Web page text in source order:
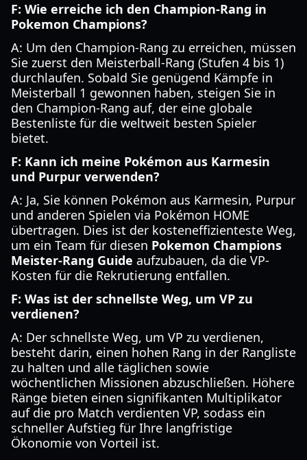
F: Wie erreiche ich den Champion-Rang in
Pokemon Champions?
A: Um den Champion-Rang zu erreichen, müssen
Sie zuerst den Meisterball-Rang (Stufen 4 bis 1)
durchlaufen. Sobald Sie genügend Kämpfe in
Meisterball 1 gewonnen haben, steigen Sie in
den Champion-Rang auf, der eine globale
Bestenliste für die weltweit besten Spieler
bietet.
F: Kann ich meine Pokémon aus Karmesin
und Purpur verwenden?
A: Ja, Sie können Pokémon aus Karmesin, Purpur
und anderen Spielen via Pokémon HOME
übertragen. Dies ist der kosteneffizienteste Weg,
um ein Team für diesen Pokemon Champions
Meister-Rang Guide aufzubauen, da die VP-
Kosten für die Rekrutierung entfallen.
F: Was ist der schnellste Weg, um VP zu
verdienen?
A: Der schnellste Weg, um VP zu verdienen,
besteht darin, einen hohen Rang in der Rangliste
zu halten und alle täglichen sowie
wöchentlichen Missionen abzuschließen. Höhere
Ränge bieten einen signifikanten Multiplikator
auf die pro Match verdienten VP, sodass ein
schneller Aufstieg für Ihre langfristige
Ökonomie von Vorteil ist.